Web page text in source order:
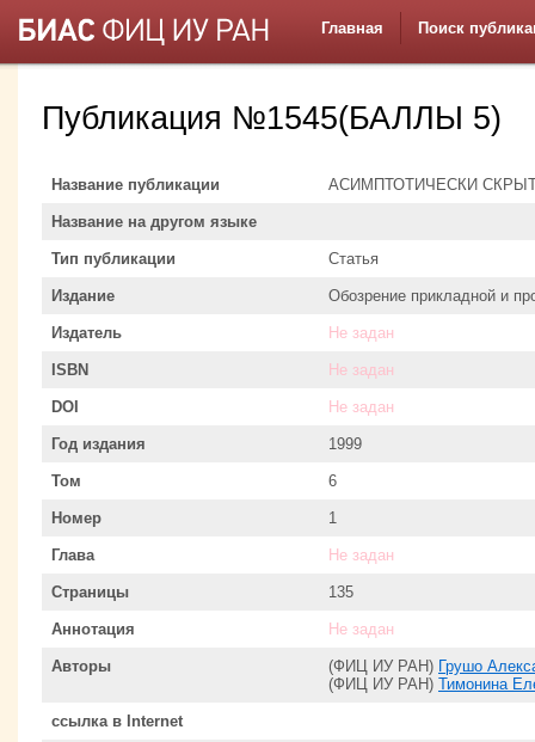
Главная Поиск
Публикация №1545(БАЛЛЫ 5)
Название публикации АСИМПТОТИЧЕСКИ
Название на другом языке
Тип публикации Статья
Издание Обозрение прикладной и
Издатель Не задан
ISBN Не задан
DOI Не задан
Год издания 1999
Том 6
Номер 1
Глава Не задан
Страницы 135
Аннотация Не задан
Авторы (ФИЦ ИУ РАН) Грушо
(ФИЦ ИУ РАН) Тимонина
ссылка в Internet